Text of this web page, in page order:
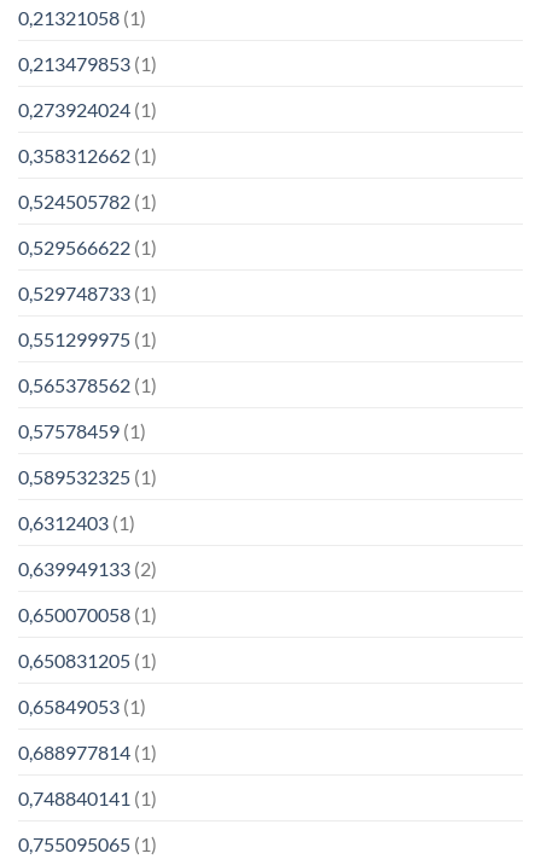
0,21321058 (1)
0,213479853 (1)
0,273924024 (1)
0,358312662 (1)
0,524505782 (1)
0,529566622 (1)
0,529748733 (1)
0,551299975 (1)
0,565378562 (1)
0,57578459 (1)
0,589532325 (1)
0,6312403 (1)
0,639949133 (2)
0,650070058 (1)
0,650831205 (1)
0,65849053 (1)
0,688977814 (1)
0,748840141 (1)
0,755095065 (1)